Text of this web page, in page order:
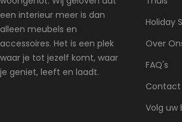
Voor vragen over retourzendingen kun je
opnemen viainfo@smdliving.nl
Controleer je bestelling direct na ontvangst
onmiddellijk contact met ons op als het
een interieur meer is dan
alleen meubels en
accessoires. Het is een plek
waar je tot jezelf komt, waar
je geniet, leeft en laadt.
Holiday
Over
FAQ's
Contact
Volg uw